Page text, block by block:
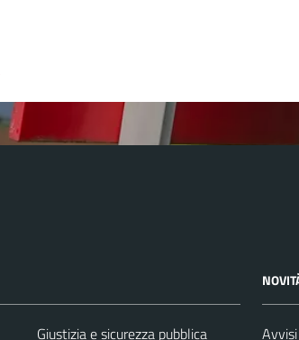
Giustizia e sicurezza pubblica Avvisi